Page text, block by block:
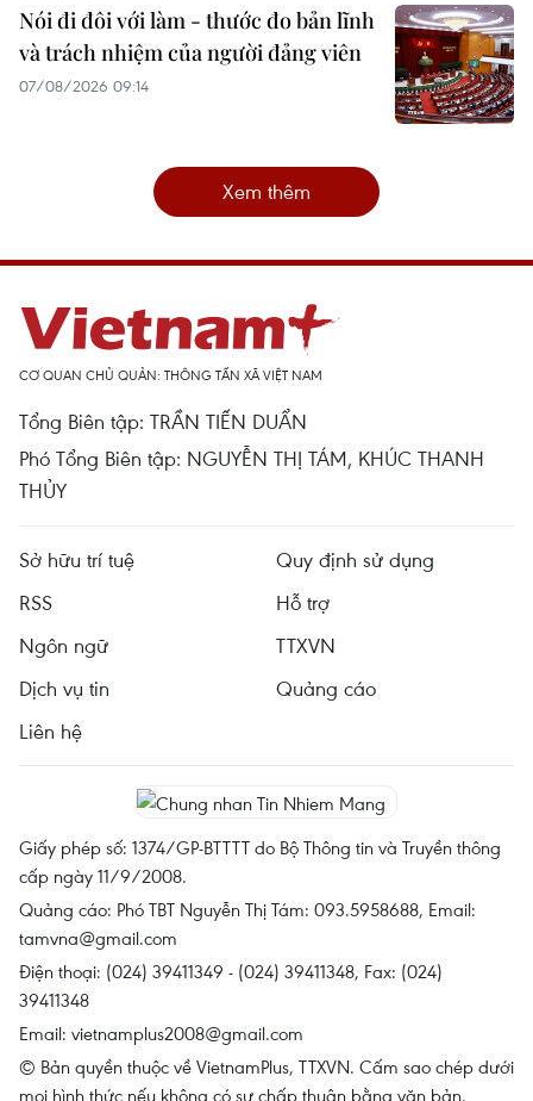
Nói đi đôi với làm - thước đo bản lĩnh
và trách nhiệm của người đảng viên
07/08/2026 09:14
Xem thêm
CƠ QUAN CHỦ QUẢN: THÔNG TẤN XÃ VIỆT NAM
Tổng Biên tập: TRẦN TIẾN DUẨN
Phó Tổng Biên tập: NGUYỄN THỊ TÁM, KHÚC THANH
THỦY
Sở hữu trí tuệ
Quy định sử dụng
RSS
Hỗ trợ
Ngôn ngữ
TTXVN
Dịch vụ tin
Quảng cáo
Liên hệ
Giấy phép số: 1374/GP-BTTTT do Bộ Thông tin và Truyền thông
cấp ngày 11/9/2008.
Quảng cáo: Phó TBT Nguyễn Thị Tám: 093.5958688, Email:
tamvna@gmail.com
Điện thoại: (024) 39411349 - (024) 39411348, Fax: (024)
39411348
Email: vietnamplus2008@gmail.com
© Bản quyền thuộc về VietnamPlus, TTXVN. Cấm sao chép dưới
mọi hình thức nếu không có sự chấp thuận bằng văn bản.